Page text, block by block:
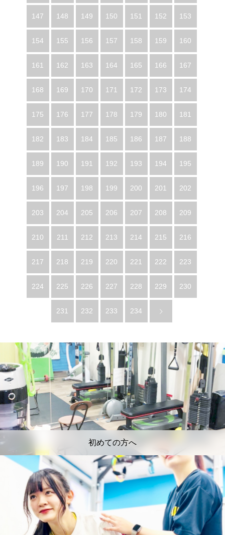
147 148 149 150 151 152 153
154 155 156 157 158 159 160
161 162 163 164 165 166 167
168 169 170 171 172 173 174
175 176 177 178 179 180 181
182 183 184 185 186 187 188
189 190 191 192 193 194 195
196 197 198 199 200 201 202
203 204 205 206 207 208 209
210 211 212 213 214 215 216
217 218 219 220 221 222 223
224 225 226 227 228 229 230
231 232 233 234
初めての方へ